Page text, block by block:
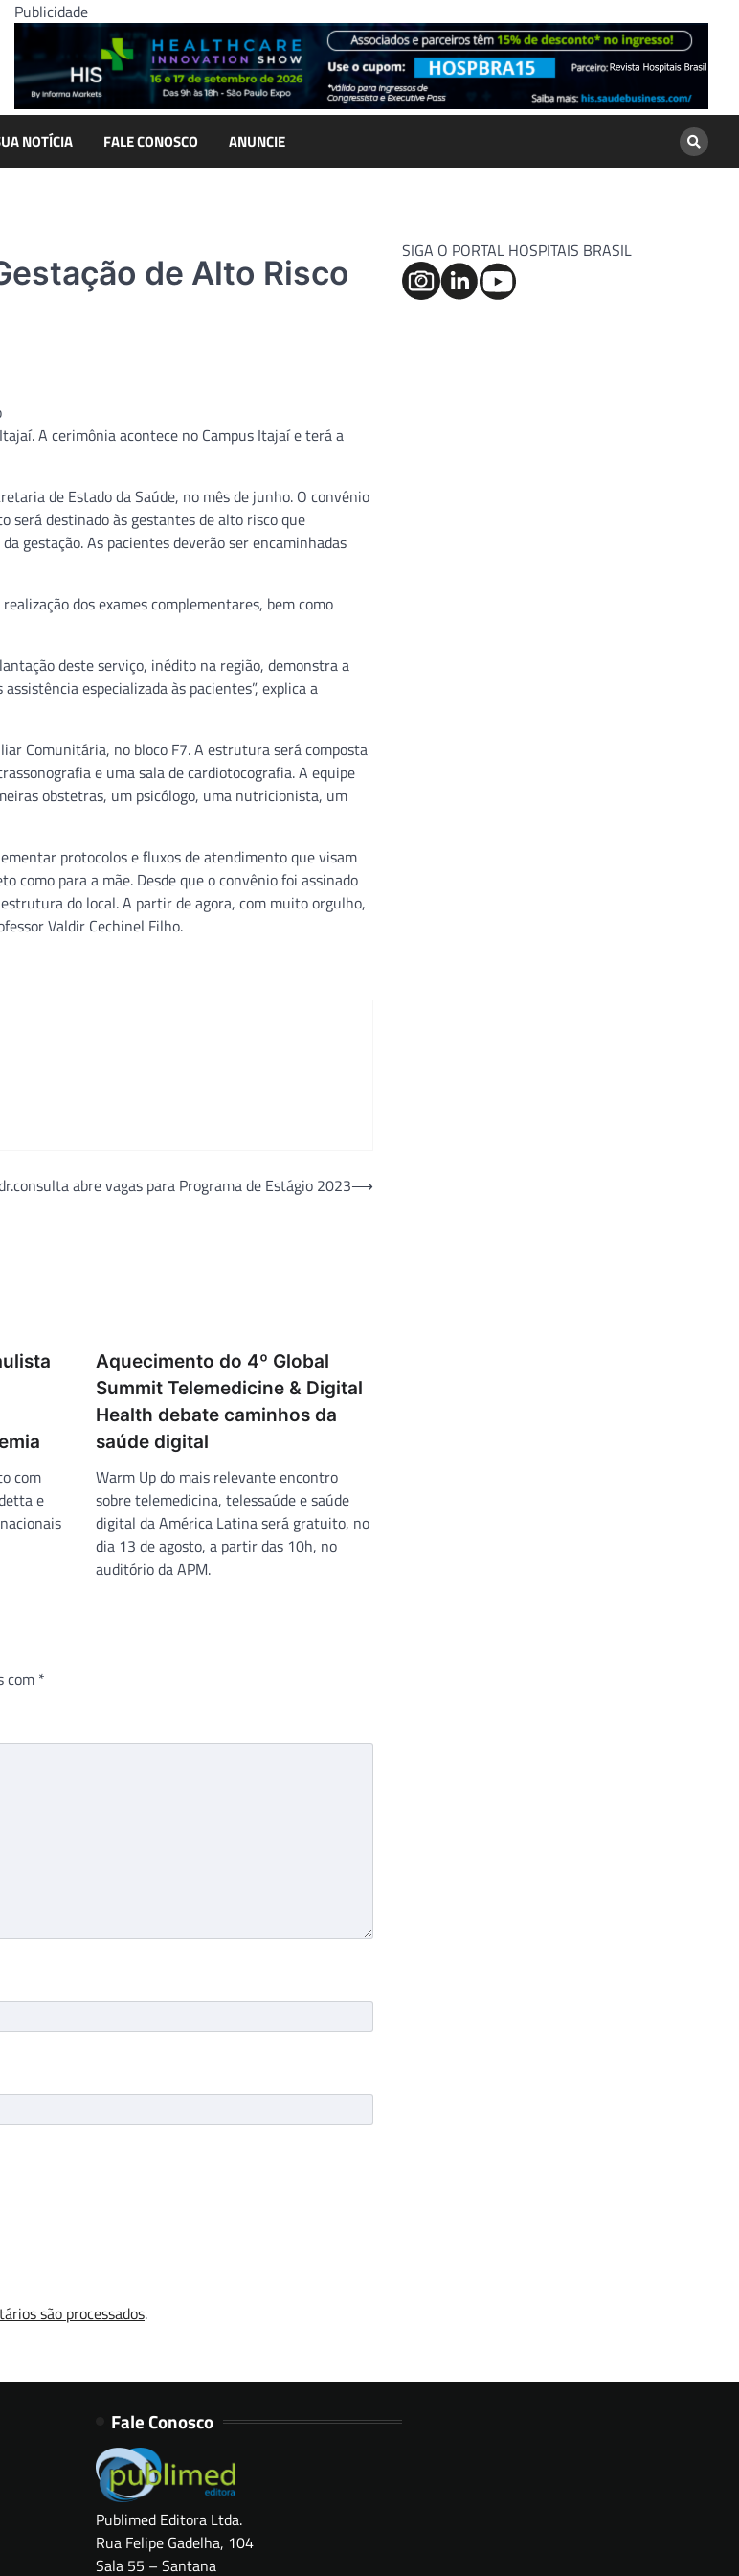
Publicidade
NOTÍCIA FALE CONOSCO ANUNCIE
de Alto Risco
A cerimônia acontece no Campus Itajaí e terá a
de Estado da Saúde, no mês de junho. O convênio
será destinado às gestantes de alto risco que
gestação. As pacientes deverão ser encaminhadas
dos exames complementares, bem como
deste serviço, inédito na região, demonstra a
especializada às pacientes”, explica a
Comunitária, no bloco F7. A estrutura será composta
e uma sala de cardiotocografia. A equipe
obstetras, um psicólogo, uma nutricionista, um
protocolos e fluxos de atendimento que visam
como para a mãe. Desde que o convênio foi assinado
do local. A partir de agora, com muito orgulho,
Valdir Cechinel Filho.
abre vagas para Programa de Estágio 2023⟶
com
e
Aquecimento do 4º Global
Summit Telemedicine & Digital
Health debate caminhos da
saúde digital
Warm Up do mais relevante encontro
sobre telemedicina, telessaúde e saúde
digital da América Latina será gratuito, no
dia 13 de agosto, a partir das 10h, no
auditório da APM.
com *
são processados.
SIGA O PORTAL HOSPITAIS BRASIL
Fale Conosco
Publimed Editora Ltda.
Rua Felipe Gadelha, 104
Sala 55 – Santana